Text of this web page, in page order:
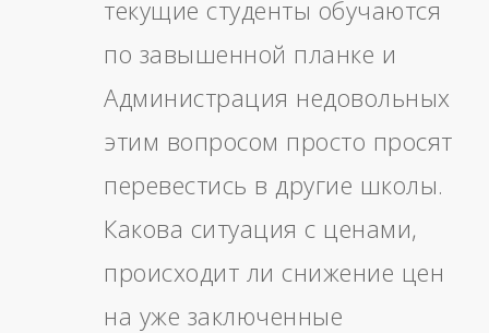
текущие студенты обучаются
по завышенной планке и
Администрация недовольных
этим вопросом просто просят
перевестись в другие школы.
Какова ситуация с ценами,
происходит ли снижение цен
на уже заключенные